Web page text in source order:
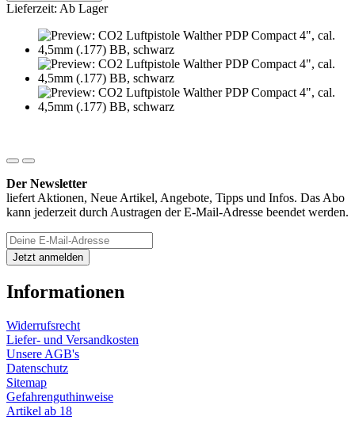
Lieferzeit: Ab Lager
Der Newsletter
liefert Aktionen, Neue Artikel, Angebote, Tipps und Infos. Das Abo
kann jederzeit durch Austragen der E-Mail-Adresse beendet werden.
Informationen
Widerrufsrecht
Liefer- und Versandkosten
Unsere AGB's
Datenschutz
Sitemap
Gefahrenguthinweise
Artikel ab 18